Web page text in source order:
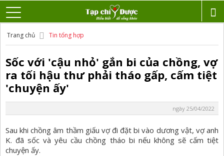
Trang chủ Tin tổng hợp
Sốc với 'cậu nhỏ' gắn bi của chồng, vợ
ra tối hậu thư phải tháo gấp, cấm tiệt
'chuyện ấy'
ngày 25/04/2022
Sau khi chồng âm thầm giấu vợ đi đặt bi vào dương vật, vợ anh
K. đã sốc và yêu cầu chồng tháo bi nếu không sẽ cấm tiệt
chuyện ấy.